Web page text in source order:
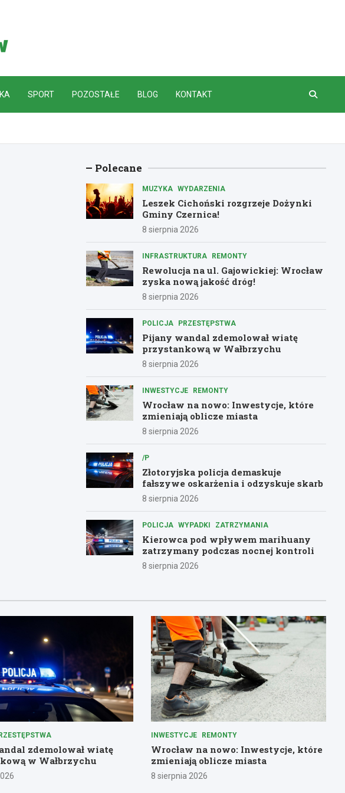
SPORT POZOSTAŁE BLOG KONTAKT
Polecane
MUZYKA WYDARZENIA
Leszek Cichoński rozgrzeje Dożynki
Gminy Czernica!
8 sierpnia 2026
INFRASTRUKTURA REMONTY
Rewolucja na ul. Gajowickiej: Wrocław
zyska nową jakość dróg!
8 sierpnia 2026
POLICJA PRZESTĘPSTWA
Pijany wandal zdemolował wiatę
przystankową w Wałbrzychu
8 sierpnia 2026
INWESTYCJE REMONTY
Wrocław na nowo: Inwestycje, które
zmieniają oblicze miasta
8 sierpnia 2026
/P
Złotoryjska policja demaskuje
fałszywe oskarżenia i odzyskuje skarb
8 sierpnia 2026
POLICJA WYPADKI ZATRZYMANIA
Kierowca pod wpływem marihuany
zatrzymany podczas nocnej kontroli
8 sierpnia 2026
zdemolował wiatę
w Wałbrzychu
INWESTYCJE REMONTY
Wrocław na nowo: Inwestycje, które
zmieniają oblicze miasta
8 sierpnia 2026